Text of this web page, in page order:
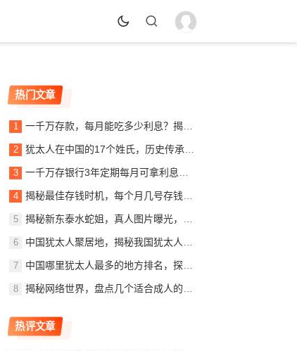
热门文章
一千万存款，每月能吃多少利息？揭秘银行利息收入背后的秘密
犹太人在中国的17个姓氏，历史传承与文化交融，犹太人在中国的姓氏传承与文化交融概览
一千万存银行3年定期每月可拿利息多少？详解定期存款收益计算
揭秘最佳存钱时机，每个月几号存钱最划算？
揭秘新东泰水蛇姐，真人图片曝光，美貌与实力并存
中国犹太人聚居地，揭秘我国犹太人最多的城市，中国犹太人聚居地探秘，揭秘我国犹太人口最多的城市
中国哪里犹太人最多的地方排名，探寻东方的以色列社区，东方犹太人聚集地，中国犹太人数量最多地区揭秘
揭秘网络世界，盘点几个适合成人的优质网站推荐
热评文章